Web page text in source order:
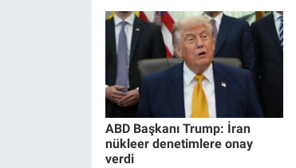
ABD Başkanı Trump: İran
nükleer denetimlere onay
verdi